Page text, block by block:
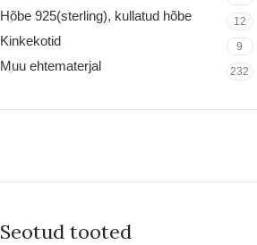
Hõbe 925(sterling), kullatud hõbe 12
Kinkekotid 9
Muu ehtematerjal 232
Seotud tooted